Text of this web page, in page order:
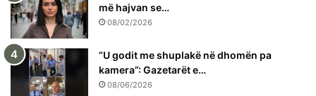
më hajvan se…
08/02/2026
“U godit me shuplakë në dhomën pa
kamera”: Gazetarët e…
08/06/2026